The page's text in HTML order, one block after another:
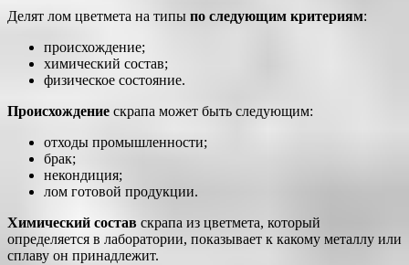
Делят лом цветмета на типы по следующим критериям:
происхождение;
химический состав;
физическое состояние.
Происхождение скрапа может быть следующим:
отходы промышленности;
брак;
некондиция;
лом готовой продукции.
Химический состав скрапа из цветмета, который
определяется в лаборатории, показывает к какому металлу или
сплаву он принадлежит.